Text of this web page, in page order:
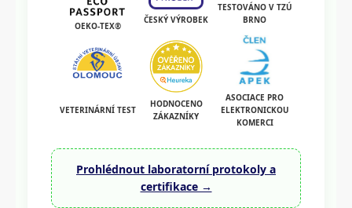
OEKO-TEX®
ČESKÝ VÝROBEK
TESTOVÁNO V TZÚ
BRNO
VETERINÁRNÍ TEST
HODNOCENO
ZÁKAZNÍKY
ASOCIACE PRO
ELEKTRONICKOU
KOMERCI
Prohlédnout laboratorní protokoly a
certifikace →